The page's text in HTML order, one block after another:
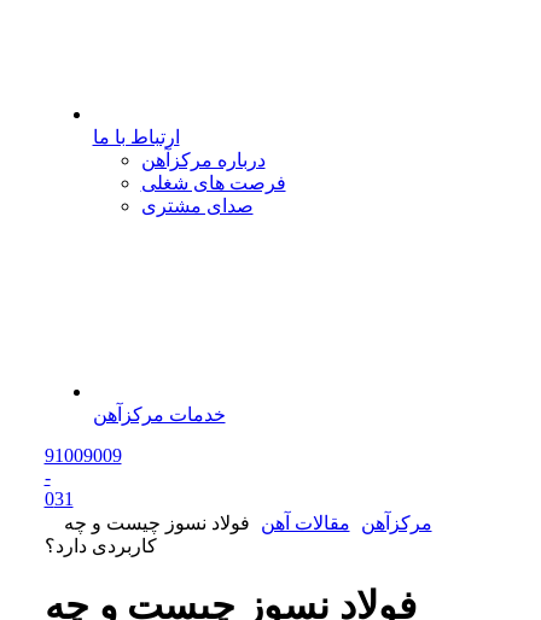
ارتباط با ما
درباره مرکزآهن
فرصت های شغلی
صدای مشتری
خدمات مرکزآهن
91009009
-
031
مرکزآهن
مقالات آهن
فولاد نسوز چیست و چه
کاربردی دارد؟
فولاد نسوز چیست و چه